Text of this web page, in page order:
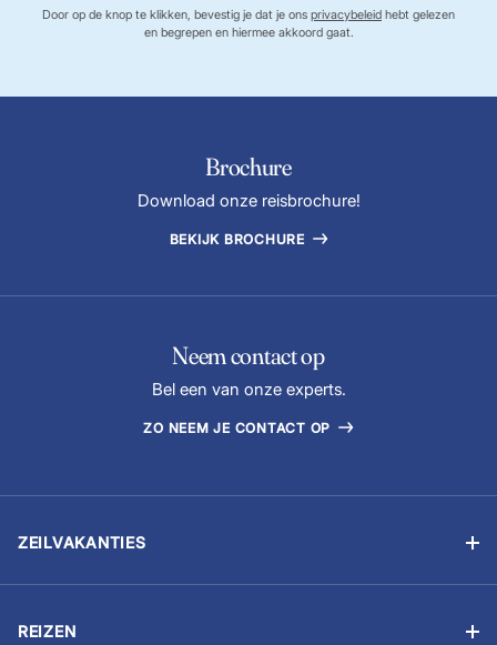
Door op de knop te klikken, bevestig je dat je ons privacybeleid hebt gelezen
en begrepen en hiermee akkoord gaat.
Brochure
Download onze reisbrochure!
BEKIJK BROCHURE
Neem contact op
Bel een van onze experts.
ZO NEEM JE CONTACT OP
ZEILVAKANTIES
REIZEN